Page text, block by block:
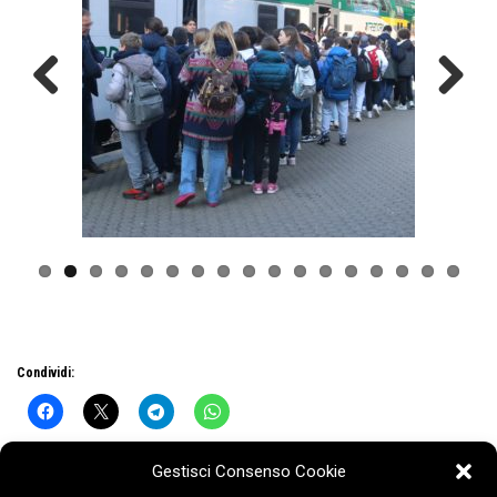
Gestisci Consenso Cookie
Previous
Condividi: